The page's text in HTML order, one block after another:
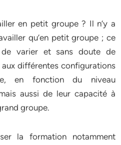
en petit groupe ? Il n’y a
qu’en petit groupe ; ce
varier et sans doute de
différentes configurations
en fonction du niveau
aussi de leur capacité à
groupe.
la formation notamment